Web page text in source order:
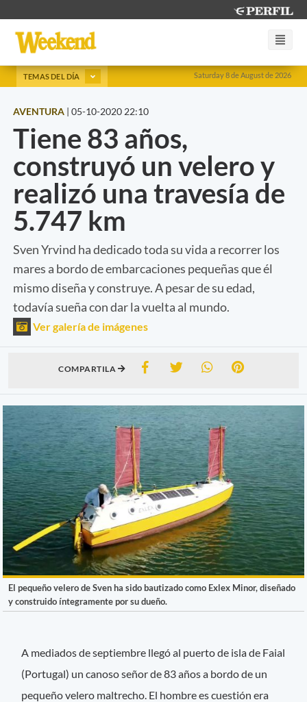
Saturday 8 de August de 2026
TEMAS DEL DÍA
AVENTURA | 05-10-2020 22:10
Tiene 83 años,
construyó un velero y
realizó una travesía de
5.747 km
Sven Yrvind ha dedicado toda su vida a recorrer los
mares a bordo de embarcaciones pequeñas que él
mismo diseña y construye. A pesar de su edad,
todavía sueña con dar la vuelta al mundo.
Ver galería de imágenes
COMPARTILA
El pequeño velero de Sven ha sido bautizado como Exlex Minor, diseñado
y construido íntegramente por su dueño.
A mediados de septiembre llegó al puerto de isla de Faial
(Portugal) un canoso señor de 83 años a bordo de un
pequeño velero maltrecho. El hombre es cuestión era